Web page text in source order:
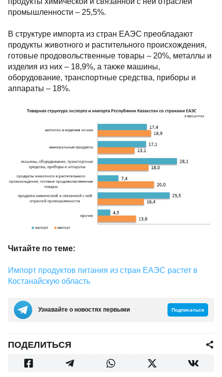
промышленности – 25,5%.
В структуре импорта из стран ЕАЭС преобладают
продукты животного и растительного происхождения,
готовые продовольственные товары – 20%, металлы и
изделия из них – 18,9%, а также машины,
оборудование, транспортные средства, приборы и
аппараты – 18%.
Читайте по теме:
Импорт продуктов питания из стран ЕАЭС растет в
Костанайскую область
Узнавайте о новостях первыми Подписаться
ПОДЕЛИТЬСЯ